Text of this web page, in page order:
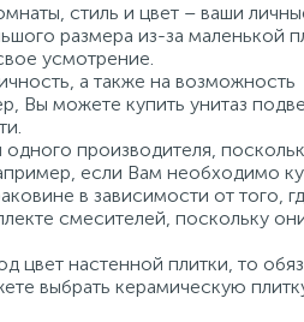
стиль и цвет – ваши
размера из-за маленькой
усмотрение.
а также на возможность
Вы можете купить унитаз
производителя,
если Вам необходимо
в зависимости от того,
смесителей, поскольку
цвет настенной плитки, то
выбрать керамическую